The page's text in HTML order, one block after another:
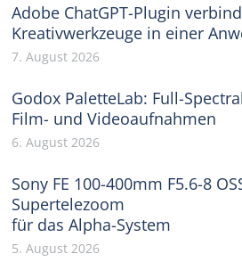
Adobe ChatGPT-Plugin
Kreativwerkzeuge in einer
7. August 2026
Godox PaletteLab: Full-
Film- und Videoaufnahmen
6. August 2026
Sony FE 100-400mm F5.6-8
Supertelezoom
für das Alpha-System
5. August 2026